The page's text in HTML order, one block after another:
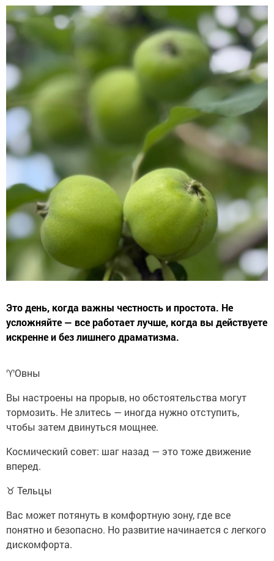
Это день, когда важны честность и простота. Не
усложняйте — все работает лучше, когда вы действуете
искренне и без лишнего драматизма.
♈️Овны
Вы настроены на прорыв, но обстоятельства могут
тормозить. Не злитесь — иногда нужно отступить,
чтобы затем двинуться мощнее.
Космический совет: шаг назад — это тоже движение
вперед.
♉ Тельцы
Вас может потянуть в комфортную зону, где все
понятно и безопасно. Но развитие начинается с легкого
дискомфорта.